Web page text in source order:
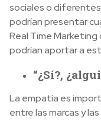
sociales o
podrían presentar
Real Time
podrían aportar a
“¿Sí?,
La empatía es
entre las marcas y